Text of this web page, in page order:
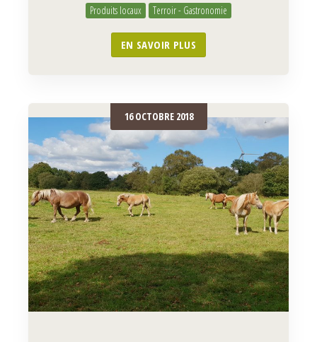
Produits locaux Terroir - Gastronomie
EN SAVOIR PLUS
16 OCTOBRE 2018